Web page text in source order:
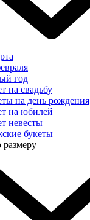
год
на свадьбу
на день рождения
на юбилей
невесты
букеты